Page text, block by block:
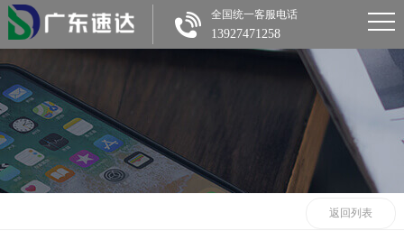
全国统一客服电话
13927471258
返回列表